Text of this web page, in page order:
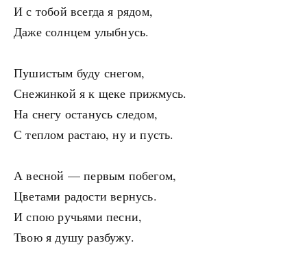
И с тобой всегда я рядом,
Даже солнцем улыбнусь.
Пушистым буду снегом,
Снежинкой я к щеке прижмусь.
На снегу останусь следом,
С теплом растаю, ну и пусть.
А весной — первым побегом,
Цветами радости вернусь.
И спою ручьями песни,
Твою я душу разбужу.